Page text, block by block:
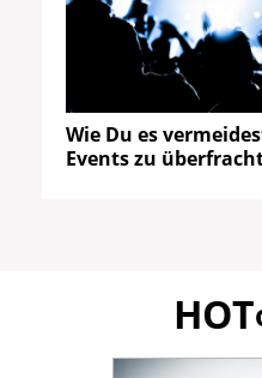
Wie Du es
Events zu
HOT